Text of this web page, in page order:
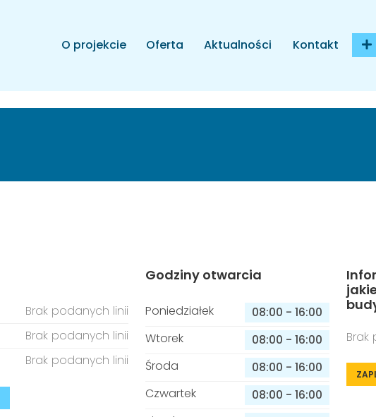
O projekcie Oferta Aktualności Kontakt
Brak podanych linii
Brak podanych linii
Brak podanych linii
Godziny otwarcia
Poniedziałek 08:00 - 16:00
Wtorek
08:00 - 16:00
Środa
08:00 - 16:00
Czwartek
08:00 - 16:00